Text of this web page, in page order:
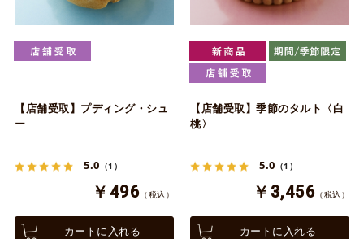
【店舗受取】プディング・シュ
ー
5.0 （1）
￥496 （税込）
カートに入れる
【店舗受取】季節のタルト〈白
桃〉
5.0 （1）
￥3,456 （税込）
カートに入れる